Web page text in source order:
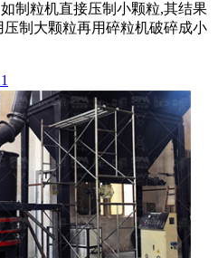
制粒机直接压制小颗粒,其结果
制大颗粒再用碎粒机破碎成小